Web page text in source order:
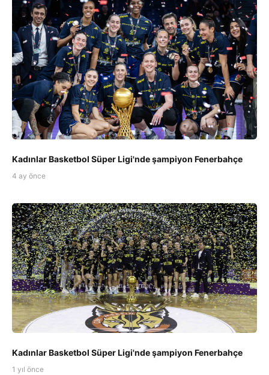
Kadınlar Basketbol Süper Ligi'nde şampiyon Fenerbahçe
4 ay önce
Kadınlar Basketbol Süper Ligi'nde şampiyon Fenerbahçe
1 yıl önce